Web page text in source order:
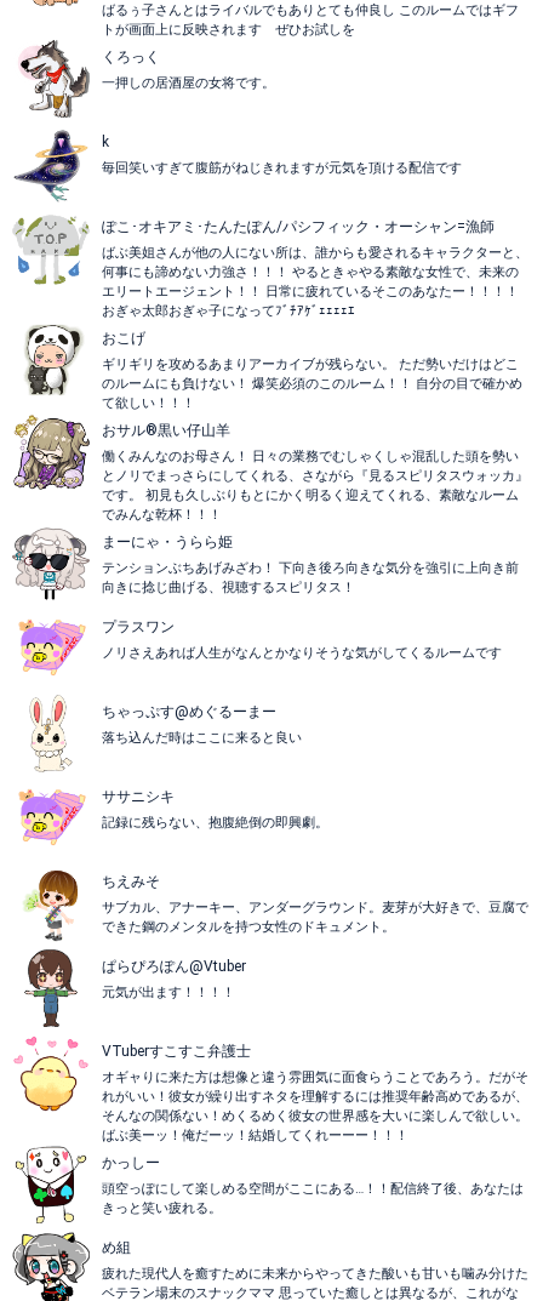
ばるぅ子さんとはライバルでもありとても仲良し このルームではギフ
トが画面上に反映されます ぜひお試しを
くろっく
一押しの居酒屋の女将です。
k
毎回笑いすぎて腹筋がねじきれますが元気を頂ける配信です
ぽこ･オキアミ･たんたぽん/パシフィック・オーシャン=漁師
ばぶ美姐さんが他の人にない所は、誰からも愛されるキャラクターと、
何事にも諦めない力強さ！！！ やるときゃやる素敵な女性で、未来の
エリートエージェント！！ 日常に疲れているそこのあなたー！！！！
おぎゃ太郎おぎゃ子になってﾌﾞﾁｱｹﾞｪｪｪｪｴ
おこげ
ギリギリを攻めるあまりアーカイブが残らない。 ただ勢いだけはどこ
のルームにも負けない！ 爆笑必須のこのルーム！！ 自分の目で確かめ
て欲しい！！！
おサル®️黒い仔山羊
働くみんなのお母さん！ 日々の業務でむしゃくしゃ混乱した頭を勢い
とノリでまっさらにしてくれる、さながら『見るスピリタスウォッカ』
です。 初見も久しぶりもとにかく明るく迎えてくれる、素敵なルーム
でみんな乾杯！！！
まーにゃ・うらら姫
テンションぶちあげみざわ！ 下向き後ろ向きな気分を強引に上向き前
向きに捻じ曲げる、視聴するスピリタス！
プラスワン
ノリさえあれば人生がなんとかなりそうな気がしてくるルームです
ちゃっぷす@めぐるーまー
落ち込んだ時はここに来ると良い
ササニシキ
記録に残らない、抱腹絶倒の即興劇。
ちえみそ
サブカル、アナーキー、アンダーグラウンド。麦芽が大好きで、豆腐で
できた鋼のメンタルを持つ女性のドキュメント。
ぱらぴろぽん@Vtuber
元気が出ます！！！！
VTuberすこすこ弁護士
オギャりに来た方は想像と違う雰囲気に面食らうことであろう。だがそ
れがいい！彼女が繰り出すネタを理解するには推奨年齢高めであるが、
そんなの関係ない！めくるめく彼女の世界感を大いに楽しんで欲しい。
ばぶ美ーッ！俺だーッ！結婚してくれーーー！！！
かっしー
頭空っぽにして楽しめる空間がここにある…！！配信終了後、あなたは
きっと笑い疲れる。
め組
疲れた現代人を癒すために未来からやってきた酸いも甘いも噛み分けた
ベテラン場末のスナックママ 思っていた癒しとは異なるが、これがな